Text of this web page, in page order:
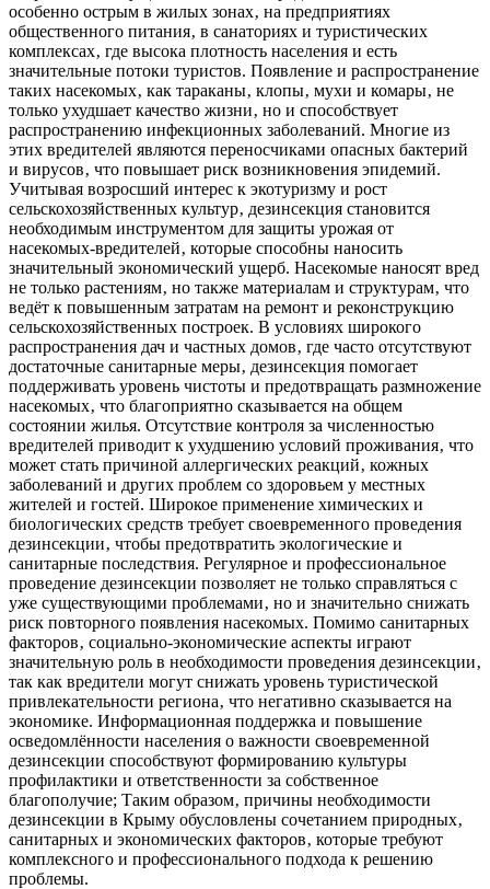
особенно острым в жилых зонах‚ на предприятиях
общественного питания‚ в санаториях и туристических
комплексах‚ где высока плотность населения и есть
значительные потоки туристов. Появление и распространение
таких насекомых‚ как тараканы‚ клопы‚ мухи и комары‚ не
только ухудшает качество жизни‚ но и способствует
распространению инфекционных заболеваний. Многие из
этих вредителей являются переносчиками опасных бактерий
и вирусов‚ что повышает риск возникновения эпидемий.
Учитывая возросший интерес к экотуризму и рост
сельскохозяйственных культур‚ дезинсекция становится
необходимым инструментом для защиты урожая от
насекомых-вредителей‚ которые способны наносить
значительный экономический ущерб. Насекомые наносят вред
не только растениям‚ но также материалам и структурам‚ что
ведёт к повышенным затратам на ремонт и реконструкцию
сельскохозяйственных построек. В условиях широкого
распространения дач и частных домов‚ где часто отсутствуют
достаточные санитарные меры‚ дезинсекция помогает
поддерживать уровень чистоты и предотвращать размножение
насекомых‚ что благоприятно сказывается на общем
состоянии жилья. Отсутствие контроля за численностью
вредителей приводит к ухудшению условий проживания‚ что
может стать причиной аллергических реакций‚ кожных
заболеваний и других проблем со здоровьем у местных
жителей и гостей. Широкое применение химических и
биологических средств требует своевременного проведения
дезинсекции‚ чтобы предотвратить экологические и
санитарные последствия. Регулярное и профессиональное
проведение дезинсекции позволяет не только справляться с
уже существующими проблемами‚ но и значительно снижать
риск повторного появления насекомых. Помимо санитарных
факторов‚ социально-экономические аспекты играют
значительную роль в необходимости проведения дезинсекции‚
так как вредители могут снижать уровень туристической
привлекательности региона‚ что негативно сказывается на
экономике. Информационная поддержка и повышение
осведомлённости населения о важности своевременной
дезинсекции способствуют формированию культуры
профилактики и ответственности за собственное
благополучие; Таким образом‚ причины необходимости
дезинсекции в Крыму обусловлены сочетанием природных‚
санитарных и экономических факторов‚ которые требуют
комплексного и профессионального подхода к решению
проблемы.